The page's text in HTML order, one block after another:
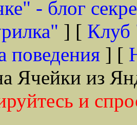
- блог
] [ Клуб
поведения ] [
Ячейки из
и